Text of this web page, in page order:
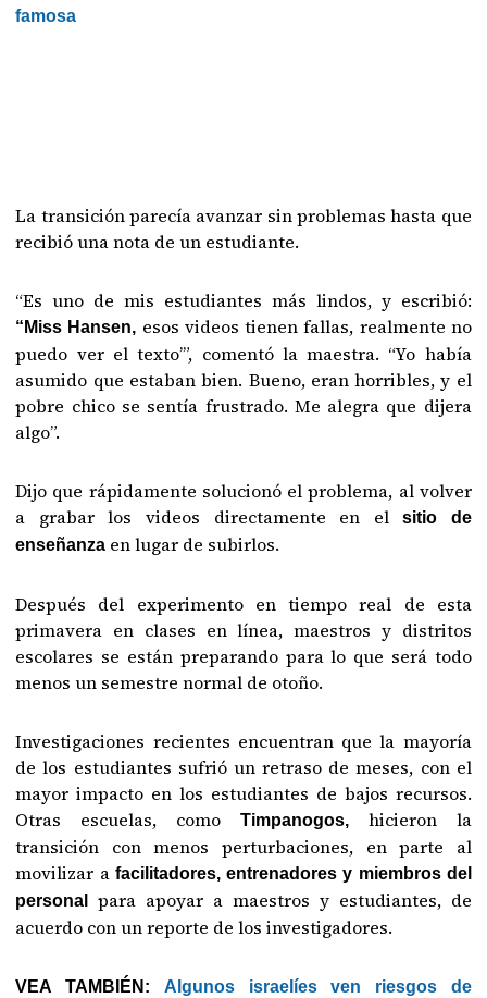
famosa
La transición parecía avanzar sin problemas hasta que
recibió una nota de un estudiante.
“Es uno de mis estudiantes más lindos, y escribió:
“Miss Hansen, esos videos tienen fallas, realmente no
puedo ver el texto’”, comentó la maestra. “Yo había
asumido que estaban bien. Bueno, eran horribles, y el
pobre chico se sentía frustrado. Me alegra que dijera
algo”.
Dijo que rápidamente solucionó el problema, al volver
a grabar los videos directamente en elsitio de
enseñanza en lugar de subirlos.
Después del experimento en tiempo real de esta
primavera en clases en línea, maestros y distritos
escolares se están preparando para lo que será todo
menos un semestre normal de otoño.
Investigaciones recientes encuentran que la mayoría
de los estudiantes sufrió un retraso de meses, con el
mayor impacto en los estudiantes de bajos recursos.
Otras escuelas, como
Timpanogos,hicieron la
transición con menos perturbaciones, en parte al
movilizar a facilitadores, entrenadores y miembros del
personal
para apoyar a maestros y estudiantes, de
acuerdo con un reporte de los investigadores.
VEA TAMBIÉN: Algunos israelíes ven riesgos de